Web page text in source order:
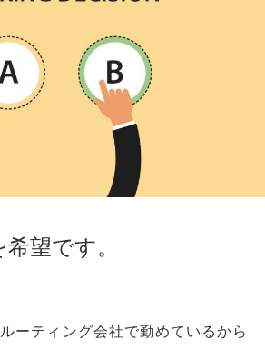
望です。
ーティング会社で勤めているから